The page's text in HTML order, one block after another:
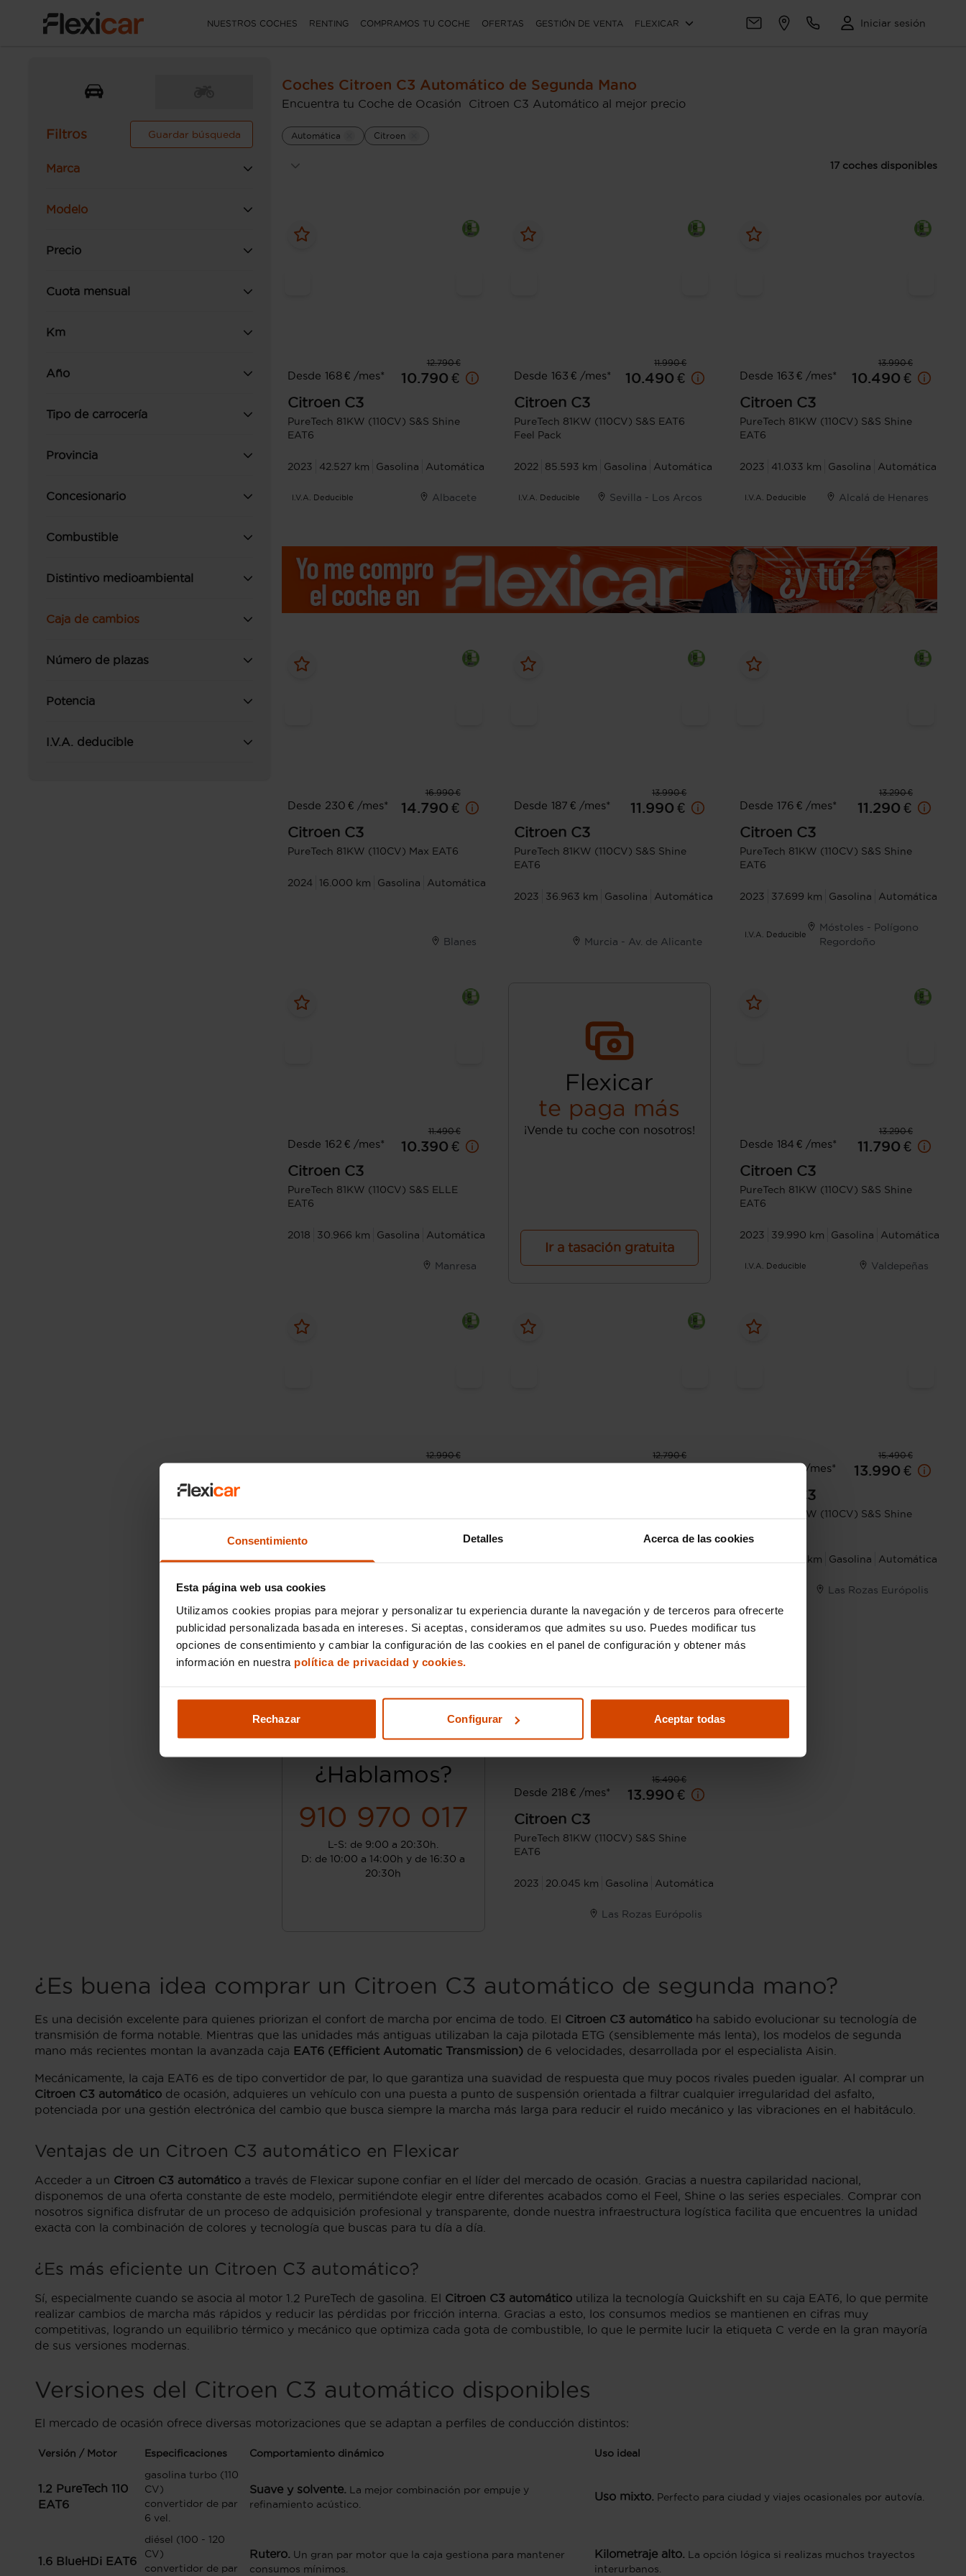
Consentimiento Detalles Acerca de las cookies
Esta página web usa cookies
Utilizamos cookies propias para mejorar y personalizar tu experiencia durante la navegación y de terceros para ofrecerte
publicidad personalizada basada en intereses. Si aceptas, consideramos que admites su uso. Puedes modificar tus
opciones de consentimiento y cambiar la configuración de las cookies en el panel de configuración y obtener más
información en nuestra política de privacidad y cookies.
Rechazar Configurar Aceptar todas
NUESTROS COCHES RENTING COMPRAMOS TU COCHE OFERTAS GESTIÓN DE VENTA FLEXICAR Iniciar sesión
Filtros Guardar búsqueda
Marca
Modelo
Precio
Cuota mensual
Km
Año
Tipo de carrocería
Provincia
Concesionario
Combustible
Distintivo medioambiental
Caja de cambios
Número de plazas
Potencia
I.V.A. deducible
Coches Citroen C3 Automático de Segunda Mano
Encuentra tu Coche de Ocasión Citroen C3 Automático al mejor precio
Automática Citroen
17 coches disponibles
12.790 €
Desde 168 € /mes*
10.790 €
Citroen C3
PureTech 81KW (110CV) S&S Shine
EAT6
2023 42.527 km Gasolina Automática
I.V.A. Deducible Albacete
11.990 €
Desde 163 € /mes*
10.490 €
Citroen C3
PureTech 81KW (110CV) S&S EAT6
Feel Pack
2022 85.593 km Gasolina Automática
I.V.A. Deducible Sevilla - Los Arcos
13.990 €
Desde 163 € /mes*
10.490 €
Citroen C3
PureTech 81KW (110CV) S&S Shine
EAT6
2023 41.033 km Gasolina Automática
I.V.A. Deducible Alcalá de Henares
16.990 €
Desde 230 € /mes*
14.790 €
Citroen C3
PureTech 81KW (110CV) Max EAT6
2024 16.000 km Gasolina Automática
Blanes
13.990 €
Desde 187 € /mes*
11.990 €
Citroen C3
PureTech 81KW (110CV) S&S Shine
EAT6
2023 36.963 km Gasolina Automática
Murcia - Av. de Alicante
13.290 €
Desde 176 € /mes*
11.290 €
Citroen C3
PureTech 81KW (110CV) S&S Shine
EAT6
2023 37.699 km Gasolina Automática
I.V.A. Deducible
Móstoles - Polígono
Regordoño
11.490 €
Desde 162 € /mes*
10.390 €
Citroen C3
PureTech 81KW (110CV) S&S ELLE
EAT6
2018 30.966 km Gasolina Automática
Manresa
Flexicar
te paga más
¡Vende tu coche con nosotros!
Ir a tasación gratuita
13.290 €
Desde 184 € /mes*
11.790 €
Citroen C3
PureTech 81KW (110CV) S&S Shine
EAT6
2023 39.990 km Gasolina Automática
I.V.A. Deducible Valdepeñas
12.990 €
2023 39.646 km
I.V.A. Deducible
12.790 € 15.490 €
Desde 218 € /mes*
13.990 €
C3
PureTech 81KW (110CV) S&S Shine
32.962 km Gasolina Automática
Las Rozas Európolis
¿Hablamos?
910 970 017
L-S: de 9:00 a 20:30h.
D: de 10:00 a 14:00h y de 16:30 a
20:30h
15.490 €
Desde 218 € /mes*
13.990 €
Citroen C3
PureTech 81KW (110CV) S&S Shine
EAT6
2023 20.045 km Gasolina Automática
Las Rozas Európolis
¿Es buena idea comprar un Citroen C3 automático de segunda mano?
Es una decisión excelente para quienes priorizan el confort de marcha por encima de todo. El Citroen C3 automático ha sabido evolucionar su tecnología de
transmisión de forma notable. Mientras que las unidades más antiguas utilizaban la caja pilotada ETG (sensiblemente más lenta), los modelos de segunda
mano más recientes montan la avanzada caja EAT6 (Efficient Automatic Transmission) de 6 velocidades, desarrollada por el especialista Aisin.
Mecánicamente, la caja EAT6 es de tipo convertidor de par, lo que garantiza una suavidad de respuesta que muy pocos rivales pueden igualar. Al comprar un
Citroen C3 automático de ocasión, adquieres un vehículo con una puesta a punto de suspensión orientada a filtrar cualquier irregularidad del asfalto,
potenciada por una gestión electrónica del cambio que busca siempre la marcha más larga para reducir el ruido mecánico y las vibraciones en el habitáculo.
Ventajas de un Citroen C3 automático en Flexicar
Acceder a un Citroen C3 automático a través de Flexicar supone confiar en el líder del mercado de ocasión. Gracias a nuestra capilaridad nacional,
disponemos de una oferta constante de este modelo, permitiéndote elegir entre diferentes acabados como el Feel, Shine o las series especiales. Comprar con
nosotros significa disfrutar de un proceso de adquisición profesional y transparente, donde nuestra infraestructura logística facilita que encuentres la unidad
exacta con la combinación de colores y tecnología que buscas para tu día a día.
¿Es más eficiente un Citroen C3 automático?
Sí, especialmente cuando se asocia al motor 1.2 PureTech de gasolina. El Citroen C3 automático utiliza la tecnología Quickshift en su caja EAT6, lo que permite
realizar cambios de marcha más rápidos y reducir las pérdidas por fricción interna. Gracias a esto, los consumos medios se mantienen en cifras muy
competitivas, logrando un equilibrio térmico y mecánico que optimiza cada gota de combustible, lo que le permite lucir la etiqueta C verde en la gran mayoría
de sus versiones modernas.
Versiones del Citroen C3 automático disponibles
El mercado de ocasión ofrece diversas motorizaciones que se adaptan a perfiles de conducción distintos:
Versión / Motor Especificaciones Comportamiento dinámico Uso ideal
1.2 PureTech 110
EAT6
gasolina turbo (110
CV)
convertidor de par
6 vel.
Suave y solvente. La mejor combinación por empuje y
refinamiento acústico.
Uso mixto. Perfecto para ciudad y viajes ocasionales por autovía.
1.6 BlueHDi EAT6
diésel (100 - 120
CV)
convertidor de par
Rutero. Un gran par motor que la caja gestiona para mantener
consumos mínimos.
Kilometraje alto. La opción lógica si realizas muchos trayectos
interurbanos.